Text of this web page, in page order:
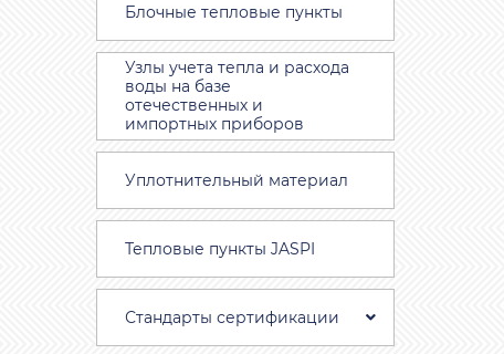
Блочные тепловые пункты
Узлы учета тепла и расхода
воды на базе
отечественных и
импортных приборов
Уплотнительный материал
Тепловые пункты JASPI
Стандарты сертификации